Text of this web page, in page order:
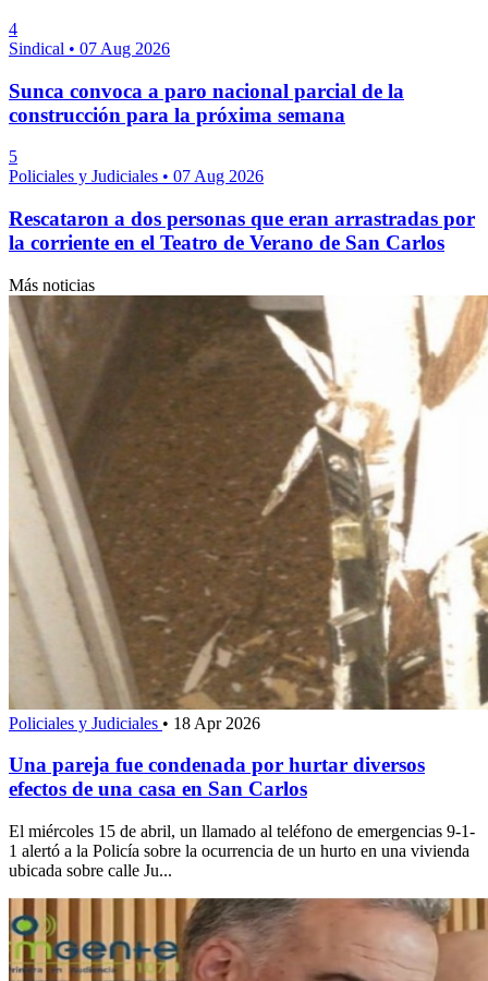
4
Sindical • 07 Aug 2026
Sunca convoca a paro nacional parcial de la
construcción para la próxima semana
5
Policiales y Judiciales • 07 Aug 2026
Rescataron a dos personas que eran arrastradas por
la corriente en el Teatro de Verano de San Carlos
Más noticias
Policiales y Judiciales • 18 Apr 2026
Una pareja fue condenada por hurtar diversos
efectos de una casa en San Carlos
El miércoles 15 de abril, un llamado al teléfono de emergencias 9-1-
1 alertó a la Policía sobre la ocurrencia de un hurto en una vivienda
ubicada sobre calle Ju...